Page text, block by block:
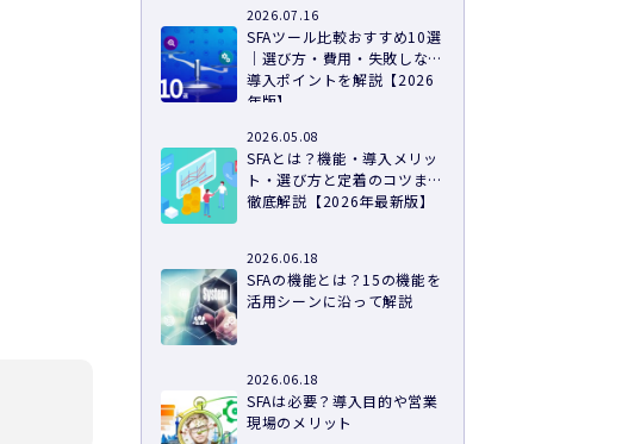
2026.07.16
SFAツール比較おすすめ10選
｜選び方・費用・失敗しない
導入ポイントを解説【2026
年版】
2026.05.08
SFAとは？機能・導入メリッ
ト・選び方と定着のコツまで
徹底解説【2026年最新版】
2026.06.18
SFAの機能とは？15の機能を
活用シーンに沿って解説
2026.06.18
SFAは必要？導入目的や営業
現場のメリット